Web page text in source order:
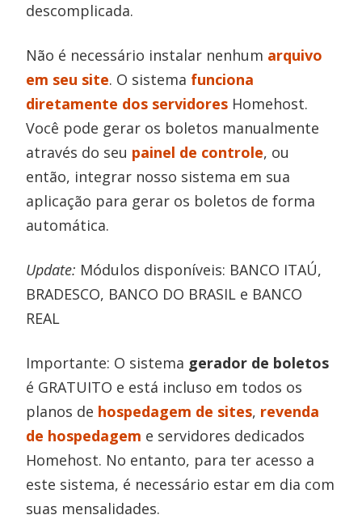
descomplicada.
Não é necessário instalar nenhum arquivo
em seu site. O sistema funciona
diretamente dos servidores Homehost.
Você pode gerar os boletos manualmente
através do seu painel de controle, ou
então, integrar nosso sistema em sua
aplicação para gerar os boletos de forma
automática.
Update: Módulos disponíveis: BANCO ITAÚ,
BRADESCO, BANCO DO BRASIL e BANCO
REAL
Importante: O sistema gerador de boletos
é GRATUITO e está incluso em todos os
planos de hospedagem de sites, revenda
de hospedagem e servidores dedicados
Homehost. No entanto, para ter acesso a
este sistema, é necessário estar em dia com
suas mensalidades.